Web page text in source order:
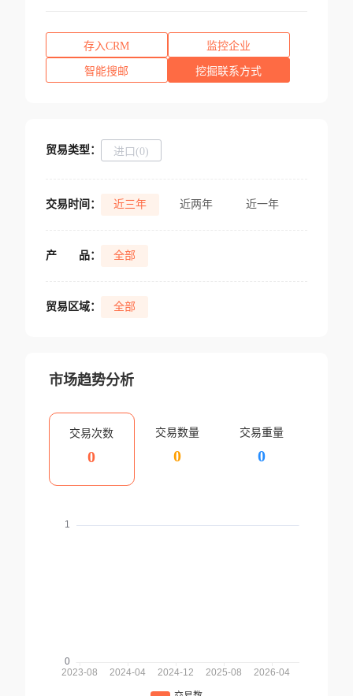
存入CRM 监控企业
智能搜邮 挖掘联系方式
贸易类型： 进口(0)
交易时间： 近三年 近两年 近一年
产 品： 全部
贸易区域： 全部
市场趋势分析
交易次数
0
交易数量
0
交易重量
0